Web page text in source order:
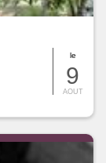
le
9
AOUT